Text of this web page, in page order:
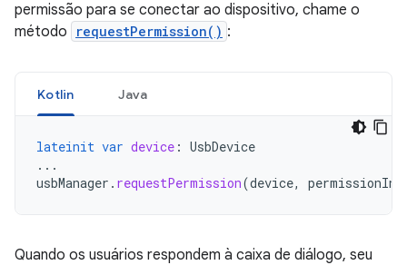
permissão para se conectar ao dispositivo, chame o
método
requestPermission() :
Kotlin Java
lateinit var device : UsbDevice
...
usbManager . requestPermission(device,
Quando os usuários respondem à caixa de diálogo, seu